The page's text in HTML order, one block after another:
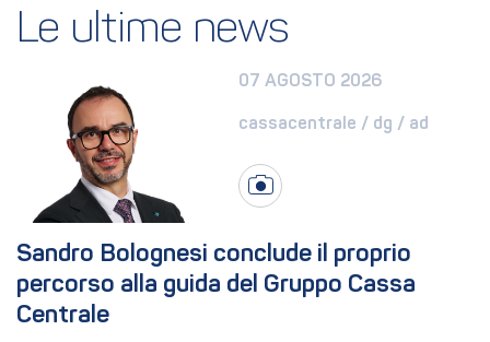
Le ultime news
07 AGOSTO 2026
cassacentrale / dg / ad
Sandro Bolognesi conclude il proprio
percorso alla guida del Gruppo Cassa
Centrale